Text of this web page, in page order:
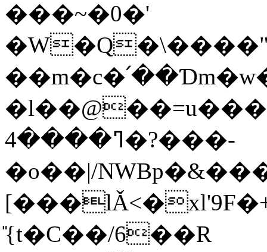
���~�0�'
ߣ����4�?���-
�o��|/
̎{t�C��/6��R